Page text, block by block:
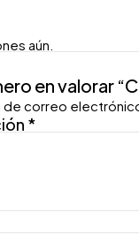
aún.
en valorar
de correo
*